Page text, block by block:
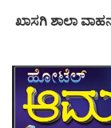
ಖಾಸಗಿ ಶಾಲಾ